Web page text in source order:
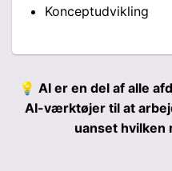
Konceptudvikling
💡 AI er en del af alle
AI-værktøjer til at
uanset